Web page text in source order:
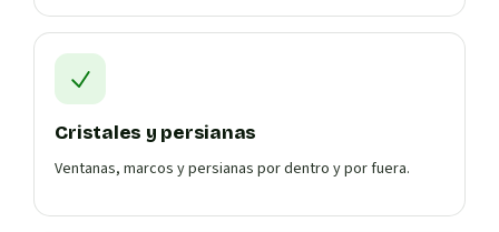
Cristales y persianas
Ventanas, marcos y persianas por dentro y por fuera.